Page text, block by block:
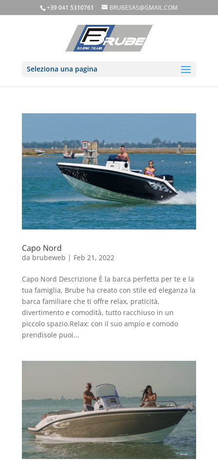
+39 041 5310761 BRUBESAS@GMAIL.COM
Seleziona una pagina
Capo Nord
da brubeweb | Feb 21, 2022
Capo Nord Descrizione È la barca perfetta per te e la
tua famiglia, Brube ha creato con stile ed eleganza la
barca familiare che ti offre relax, praticità,
divertimento e comodità, tutto racchiuso in un
piccolo spazio.Relax: con il suo ampio e comodo
prendisole puoi...